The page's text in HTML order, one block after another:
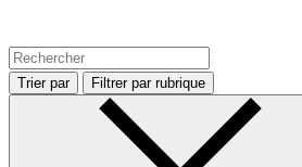
Trier par Filtrer par rubrique